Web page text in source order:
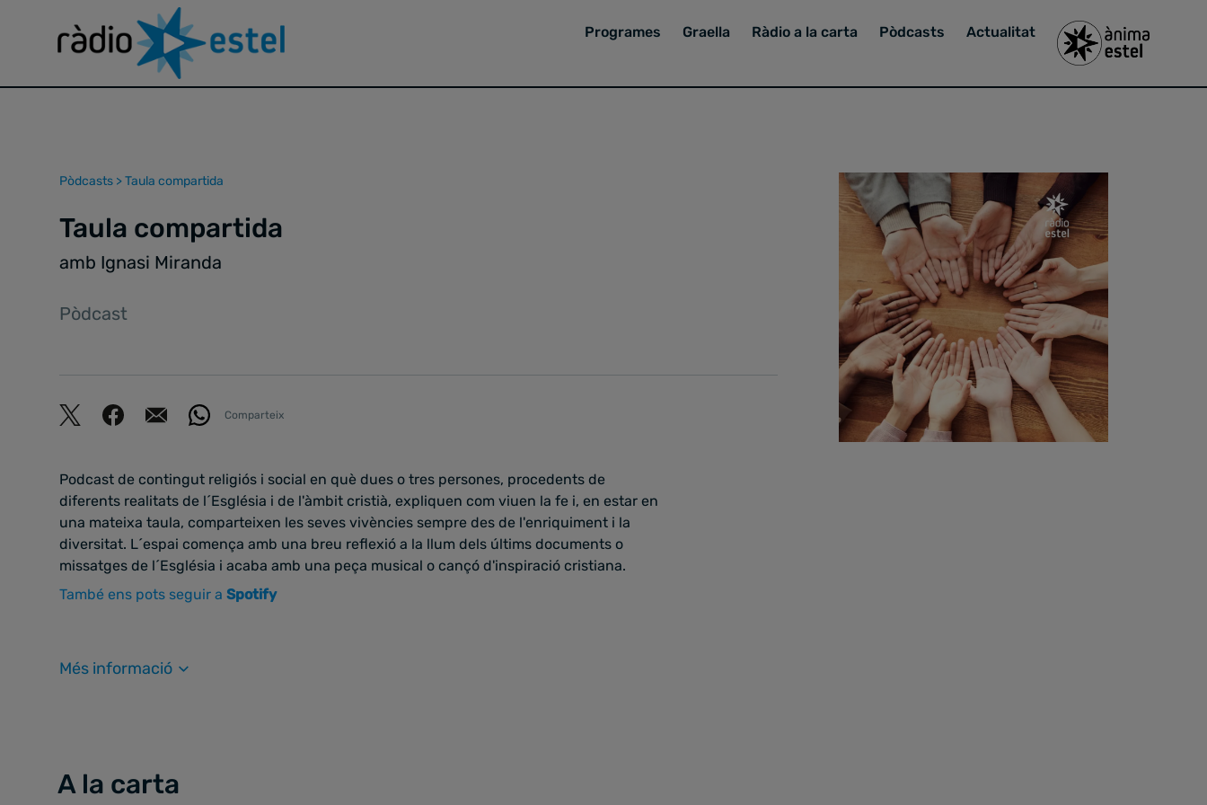
Programes Graella Ràdio a la carta Pòdcasts Actualitat
Pòdcasts >Taula compartida
Taula compartida
amb Ignasi Miranda
Pòdcast
Comparteix
Podcast de contingut religiós i social en què dues o tres persones, procedents de
diferents realitats de l´Església i de l'àmbit cristià, expliquen com viuen la fe i, en estar en
una mateixa taula, comparteixen les seves vivències sempre des de l'enriquiment i la
diversitat. L´espai comença amb una breu reflexió a la llum dels últims documents o
missatges de l´Església i acaba amb una peça musical o cançó d'inspiració cristiana.
També ens pots seguir a Spotify
Més informació
A la carta